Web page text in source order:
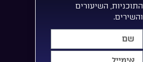
התוכניות, השיעורים
והשירים.